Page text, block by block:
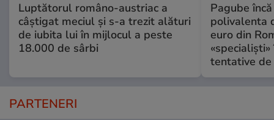
Luptătorul româno-austriac a
câștigat meciul și s-a trezit alături
de iubita lui în mijlocul a peste
18.000 de sârbi
Pagube
polivalenta
euro din
tentative de
PARTENERI